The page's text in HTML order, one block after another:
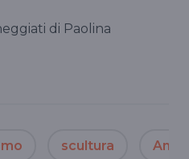
di Paolina
scultura